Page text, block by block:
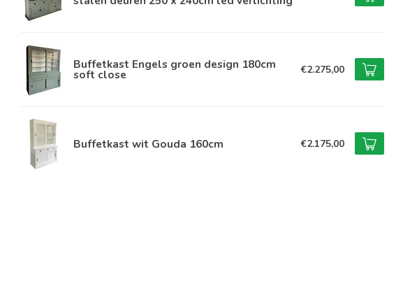
Buffetkast Engels groen design 180cm
soft close €2.275,00
Buffetkast wit Gouda 160cm €2.175,00